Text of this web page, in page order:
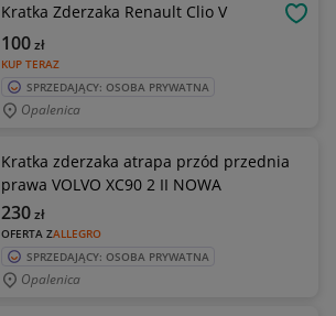
Kratka Zderzaka Renault Clio V
KUP TERAZ
100zł
SPRZEDAJĄCY: OSOBA PRYWATNA
Opalenica
Kratka zderzaka atrapa przód przednia
prawa VOLVO XC90 2 II NOWA
OFERTA ZALLEGRO
230zł
SPRZEDAJĄCY: OSOBA PRYWATNA
Opalenica